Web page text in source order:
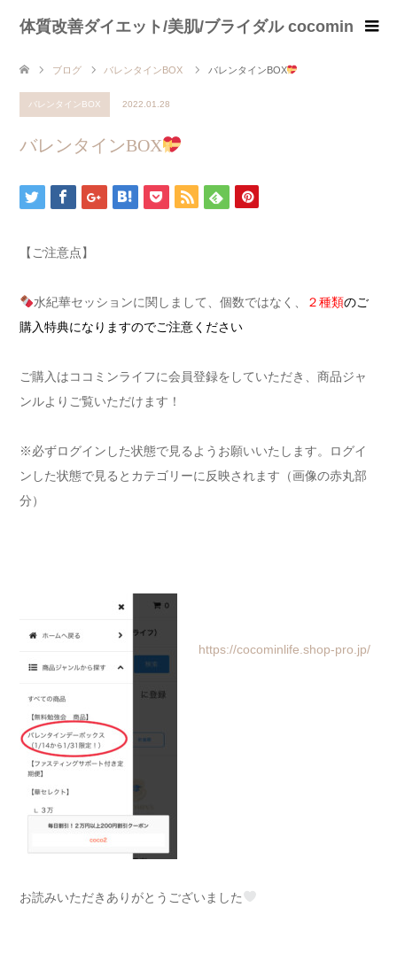
体質改善ダイエット/美肌/ブライダル cocomin
ブログ バレンタインBOX バレンタインBOX
バレンタインBOX 2022.01.28
バレンタインBOX
【ご注意点】
水紀華セッションに関しまして、個数ではなく、 ２種類のご
購入特典になりますのでご注意ください
ご購入はココミンライフに会員登録をしていただき、商品ジャ
ンルよりご覧いただけます！
※必ずログインした状態で見るようお願いいたします。ログイ
ンした状態で見るとカテゴリーに反映されます（画像の赤丸部
分）
https://cocominlife.shop-pro.jp/
お読みいただきありがとうございました